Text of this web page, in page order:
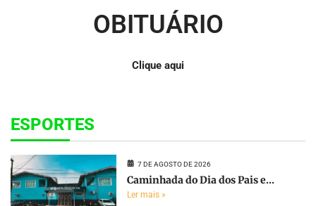
OBITUÁRIO
Clique aqui
ESPORTES
7 DE AGOSTO DE 2026
Caminhada do Dia dos Pais e...
Ler mais »